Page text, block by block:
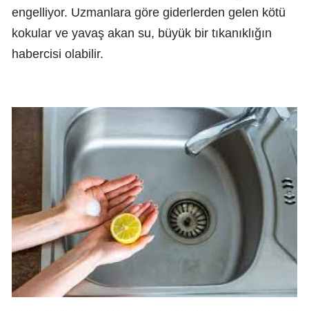
engelliyor. Uzmanlara göre giderlerden gelen kötü
kokular ve yavaş akan su, büyük bir tıkanıklığın
habercisi olabilir.